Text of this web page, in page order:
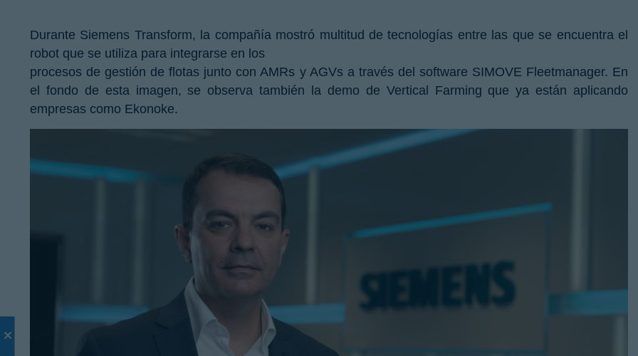
Durante Siemens Transform, la compañía mostró multitud de tecnologías entre las que se encuentra el
robot que se utiliza para integrarse en los
procesos de gestión de flotas junto con AMRs y AGVs a través del software SIMOVE Fleetmanager. En
el fondo de esta imagen, se observa también la demo de Vertical Farming que ya están aplicando
empresas como Ekonoke.